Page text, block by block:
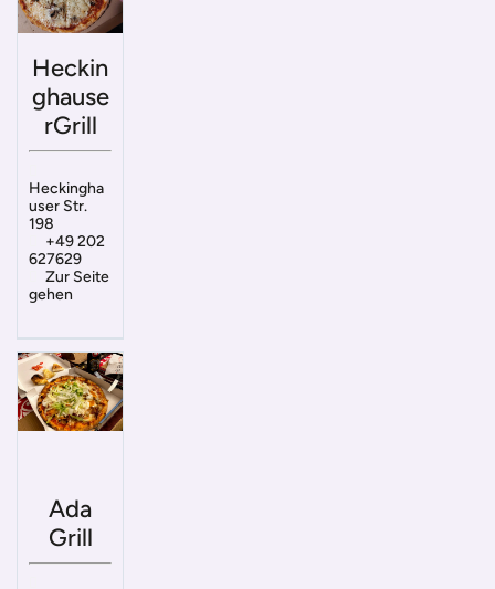
Heckin
ghause
rGrill
Heckingha
user Str.
198
+49 202
627629
Zur Seite
gehen
Ada
Grill